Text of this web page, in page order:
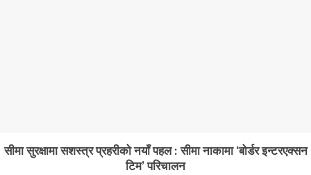
सीमा सुरक्षामा सशस्त्र प्रहरीको नयाँ पहल : सीमा नाकामा ‘बोर्डर इन्टरएक्सन
टिम’ परिचालन